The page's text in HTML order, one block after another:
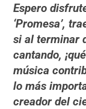
Espero
‘Promesa’,
si al terminar
cantando,
música
lo más
creador del